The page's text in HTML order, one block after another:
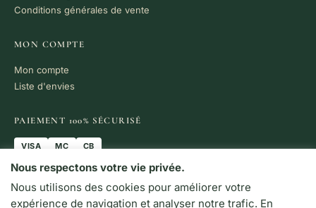
Conditions générales de vente
MON COMPTE
Mon compte
Liste d'envies
PAIEMENT 100% SÉCURISÉ
VISA MC CB
LIVRAISON RAPIDE
Colissimo · Chronopost
Retrait en boutique
Nous respectons votre vie privée.
Nous utilisons des cookies pour améliorer votre
expérience de navigation et analyser notre trafic. En